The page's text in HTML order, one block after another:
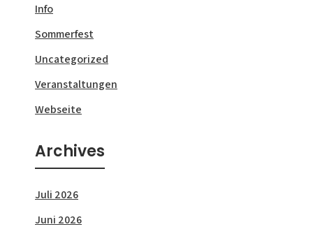
Info
Sommerfest
Uncategorized
Veranstaltungen
Webseite
Archives
Juli 2026
Juni 2026